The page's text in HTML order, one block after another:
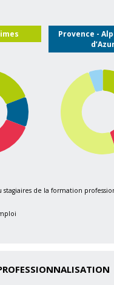
Provence -
stagiaires de la formation